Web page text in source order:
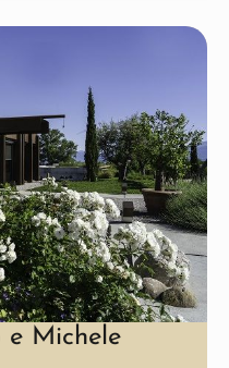
e Michele